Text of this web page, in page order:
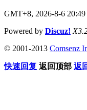
GMT+8, 2026-8-6 20:49
Powered by Discuz!
© 2001-2013 Comsenz
快速回复 返回顶部 返